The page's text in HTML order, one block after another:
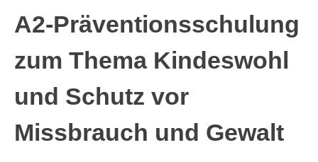
A2-Präventionsschulung
zum Thema Kindeswohl
und Schutz vor
Missbrauch und Gewalt